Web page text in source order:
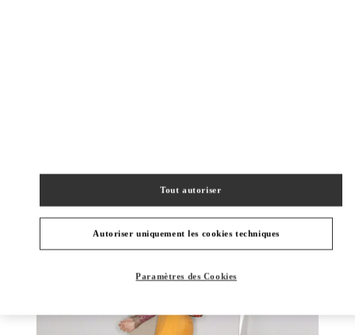
Autoriser uniquement les cookies techniques
Tout autoriser
Paramètres des Cookies